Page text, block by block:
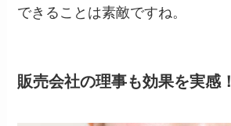
できることは素敵ですね。
販売会社の理事も効果を実感！